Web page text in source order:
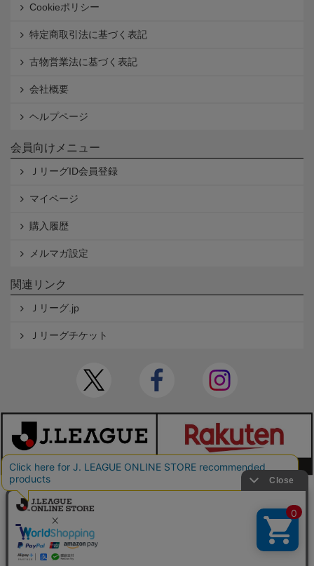
Cookieポリシー
特定商取引法に基づく表記
古物営業法に基づく表記
会社概要
ヘルプページ
会員向けメニュー
ＪリーグID会員登録
マイページ
購入履歴
メルマガ設定
関連リンク
Ｊリーグ.jp
Ｊリーグチケット
本サイトで使用している文章・画像等の無断での複製・転載を禁止します。
© JAPAN PROFESSIONAL FOOTBALL LEAGUE Rakuten Group, Inc. ALL RIGHTS RE